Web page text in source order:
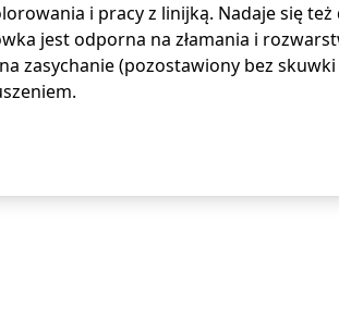
i pracy z linijką. Nadaje się też
jest odporna na złamania i
zasychanie (pozostawiony bez